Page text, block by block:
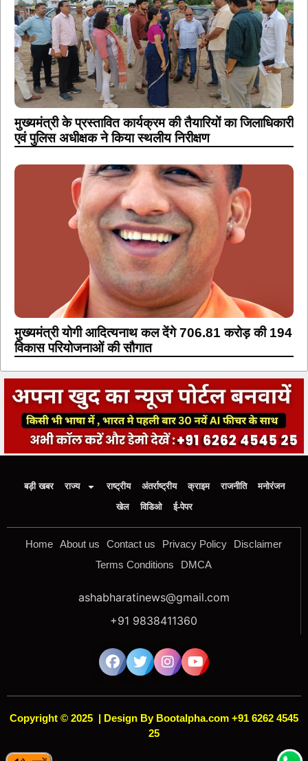
मुख्यमंत्री के प्रस्तावित कार्यक्रम की तैयारियों का जिलाधिकारी
एवं पुलिस अधीक्षक ने किया स्थलीय निरीक्षण
मुख्यमंत्री योगी आदित्यनाथ कल देंगे 706.81 करोड़ की 194
विकास परियोजनाओं की सौगात
बड़ी खबर राज्य राष्ट्रीय अंतर्राष्ट्रीय क्राइम राजनीति
मनोरंजन
खेल
विडिओ ई-पेपर
Home About us Contact us Privacy Policy
Disclaimer
Terms Conditions
DMCA
ashabharatinews@gmail.com
+91 9838411360
Copyright © 2025 | Design By Bootalpha.com +91 6262 4545
25